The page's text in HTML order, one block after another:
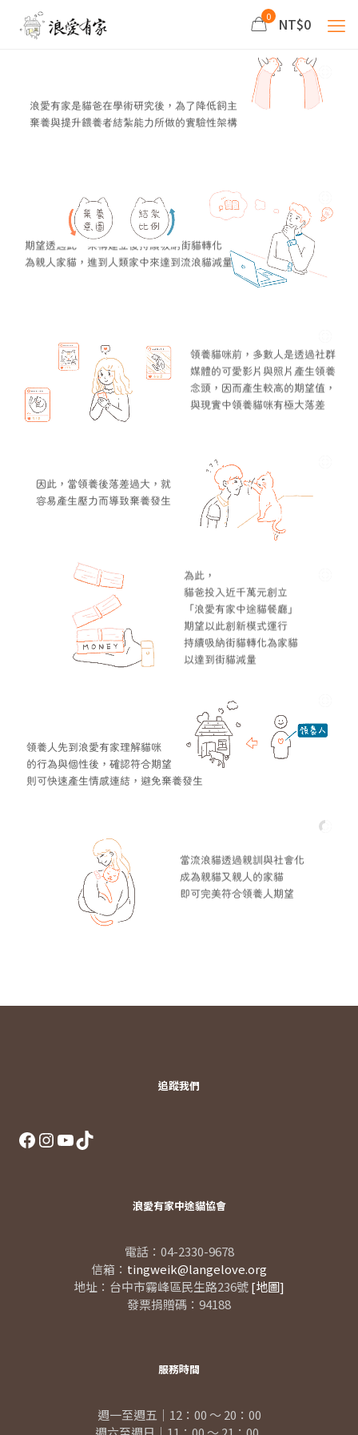
0 NT$0
浪愛有家是貓爸在學術研究後，為了降低飼主
棄養與提升餵養者結紮能力所做的實驗性架構
期望透過此一架構建立後持續吸納街貓轉化
為親人家貓，進到人類家中來達到流浪貓減量
領養貓咪前，多數人是透過社群
媒體的可愛影片與照片產生領養
念頭，因而產生較高的期望值，
與現實中領養貓咪有極大落差
因此，當領養後落差過大，就
容易產生壓力而導致棄養發生
為此，
貓爸投入近千萬元創立
「浪愛有家中途貓餐廳」
期望以此創新模式運行
持續吸納街貓轉化為家貓
以達到街貓減量
領養人先到浪愛有家理解貓咪
的行為與個性後，確認符合期望
則可快速產生情感連結，避免棄養發生
當流浪貓透過親訓與社會化
成為親貓又親人的家貓
即可完美符合領養人期望
追蹤我們
Facebook
Instagram
YouTube
TikTok
浪愛有家中途貓協會
電話：04-2330-9678
信箱： tingweik@langelove.org
地址：台中市霧峰區民生路236號[地圖]
發票捐贈碼：94188
服務時間
週一至週五｜12：00 ～ 20：00